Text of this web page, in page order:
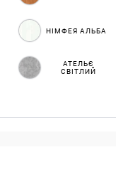
НІМФЕЯ АЛЬБА
АТЕЛЬЄ
СВІТЛИЙ